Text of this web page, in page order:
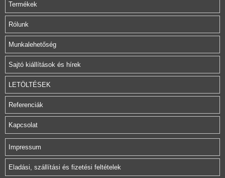
Termékek
Rólunk
Munkalehetőség
Sajtó kiállítások és hírek
LETÖLTÉSEK
Referenciák
Kapcsolat
Impressum
Eladási, szállítási és fizetési feltételek